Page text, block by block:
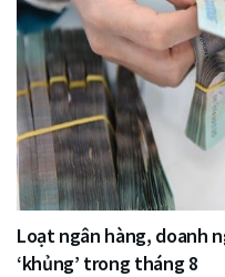
Loạt ngân hàng, doanh
‘khủng’ trong tháng 8